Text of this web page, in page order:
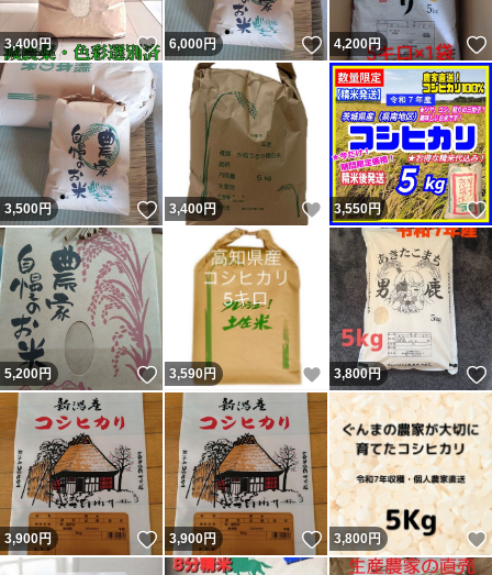
3,400円 いいね！
6,000円 いいね！
4,200円
3,500円 いいね！
3,400円 いいね！
3,550円
5,200円 いいね！
3,590円 いいね！
3,800円
3,900円 いいね！
3,900円 いいね！
3,800円